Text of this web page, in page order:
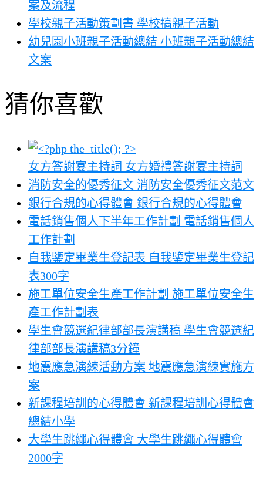
案及流程
學校親子活動策劃書 學校搞親子活動
幼兒園小班親子活動總結 小班親子活動總結
文案
猜你喜歡
女方答謝宴主持詞 女方婚禮答謝宴主持詞
消防安全的優秀征文 消防安全優秀征文范文
銀行合規的心得體會 銀行合規的心得體會
電話銷售個人下半年工作計劃 電話銷售個人
工作計劃
自我鑒定畢業生登記表 自我鑒定畢業生登記
表300字
施工單位安全生產工作計劃 施工單位安全生
產工作計劃表
學生會競選紀律部部長演講稿 學生會競選紀
律部部長演講稿3分鐘
地震應急演練活動方案 地震應急演練實施方
案
新課程培訓的心得體會 新課程培訓心得體會
總結小學
大學生跳繩心得體會 大學生跳繩心得體會
2000字